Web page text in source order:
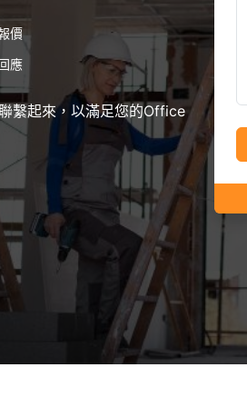
價
應
繫起來，以滿足您的Office